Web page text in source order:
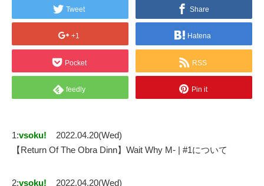
Tweet Share
+1 Hatena
Pocket RSS
feedly Pin it
1:vsoku!
2022.04.20(Wed)
【Return Of The Obra Dinn】Wait Why M- | #1について
2:vsoku! 2022.04.20(Wed)